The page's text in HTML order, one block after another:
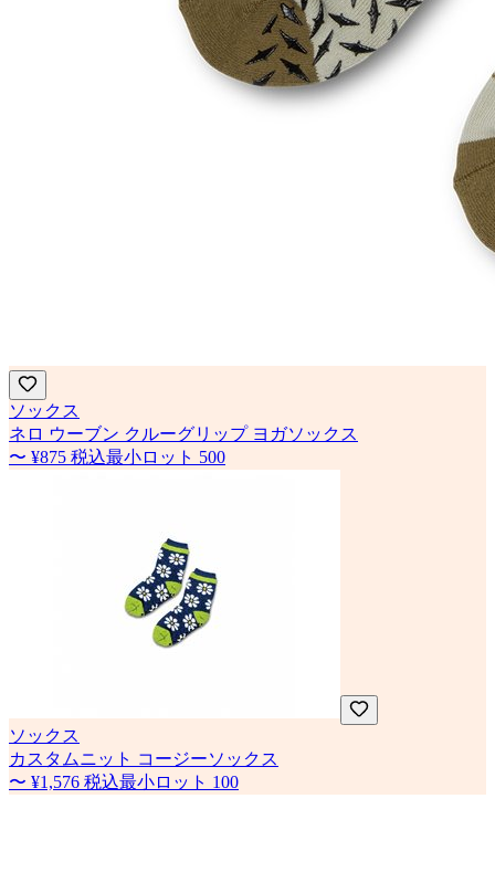
ソックス
ネロ ウーブン クルーグリップ ヨガソックス
〜 ¥875 税込最小ロット 500
ソックス
カスタムニット コージーソックス
〜 ¥1,576 税込最小ロット 100